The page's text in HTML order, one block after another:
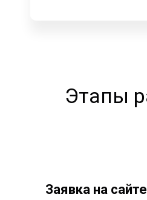
Этапы
Заявка на